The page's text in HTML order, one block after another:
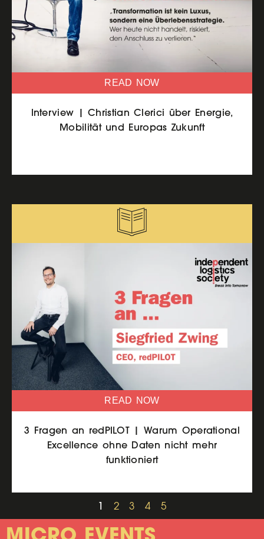
READ NOW
Interview | Christian Clerici über Energie,
Mobilität und Europas Zukunft
READ NOW
3 Fragen an redPILOT | Warum Operational
Excellence ohne Daten nicht mehr
funktioniert
1 2 3 4 5